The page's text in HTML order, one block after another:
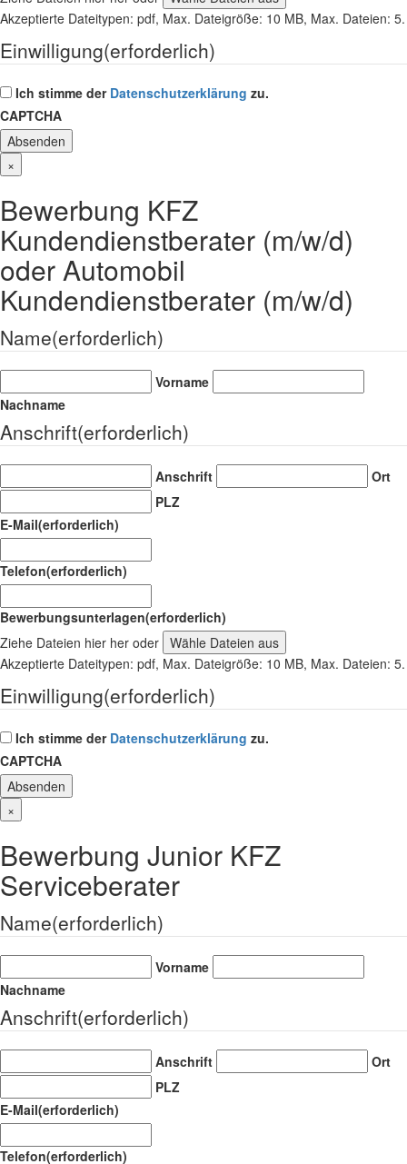
Akzeptierte Dateitypen: pdf, Max. Dateigröße: 10 MB, Max. Dateien: 5.
Einwilligung(erforderlich)
Ich stimme der Datenschutzerklärung zu.
CAPTCHA
×
Bewerbung KFZ
Kundendienstberater (m/w/d)
oder Automobil
Kundendienstberater (m/w/d)
Name(erforderlich)
Vorname
Nachname
Anschrift(erforderlich)
Anschrift
Ort
PLZ
E-Mail(erforderlich)
Telefon(erforderlich)
Bewerbungsunterlagen(erforderlich)
Ziehe Dateien hier her oder Wähle Dateien aus
Akzeptierte Dateitypen: pdf, Max. Dateigröße: 10 MB, Max. Dateien: 5.
Einwilligung(erforderlich)
Ich stimme der Datenschutzerklärung zu.
CAPTCHA
×
Bewerbung Junior KFZ
Serviceberater
Name(erforderlich)
Vorname
Nachname
Anschrift(erforderlich)
Anschrift
Ort
PLZ
E-Mail(erforderlich)
Telefon(erforderlich)